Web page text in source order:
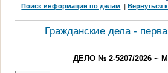
Поиск информации по делам |Вернуться
Гражданские дела -
ДЕЛО № 2-5207/2026 ~